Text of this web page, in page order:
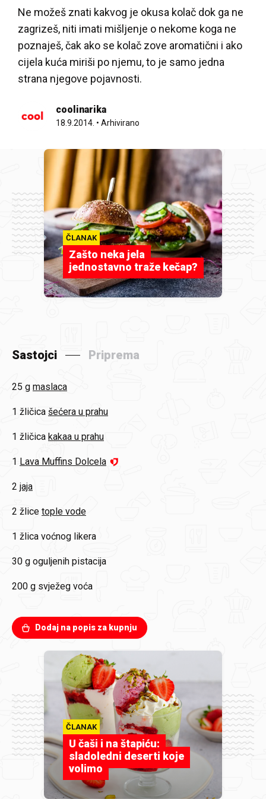
Ne možeš znati kakvog je okusa kolač dok ga ne
zagrizeš, niti imati mišljenje o nekome koga ne
poznaješ, čak ako se kolač zove aromatični i ako
cijela kuća miriši po njemu, to je samo jedna
strana njegove pojavnosti.
coolinarika
18.9.2014. • Arhivirano
ČLANAK
Zašto neka jela
jednostavno traže kečap?
Sastojci Priprema
25 g maslaca
1 žličica šećera u prahu
1 žličica kakaa u prahu
1 Lava Muffins Dolcela
2 jaja
2 žlice tople vode
1 žlica voćnog likera
30 g oguljenih pistacija
200 g svježeg voća
Dodaj na popis za kupnju
ČLANAK
U čaši i na štapiću:
sladoledni deserti koje
volimo